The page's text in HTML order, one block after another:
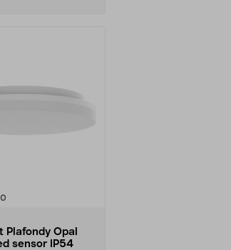
0
Plafondy Opal
sensor IP54